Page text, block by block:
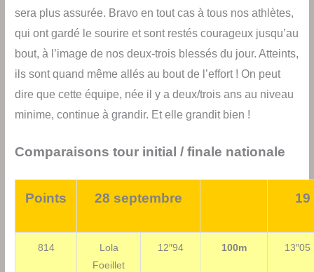
sera plus assurée. Bravo en tout cas à tous nos athlètes,
qui ont gardé le sourire et sont restés courageux jusqu’au
bout, à l’image de nos deux-trois blessés du jour. Atteints,
ils sont quand même allés au bout de l’effort ! On peut
dire que cette équipe, née il y a deux/trois ans au niveau
minime, continue à grandir. Et elle grandit bien !
Comparaisons tour initial / finale nationale
Points 28 septembre
814
Lola
Foeillet
12″94 100m 13″05